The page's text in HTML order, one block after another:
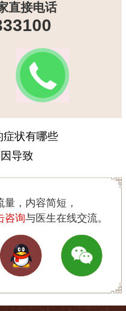
直接电话
症状有哪些
导致
，内容简短，
咨询与医生在线交流。